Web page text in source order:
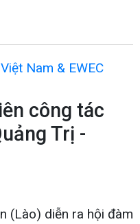
Việt Nam & EWEC
công tác
Trị -
(Lào) diễn ra hội đàm